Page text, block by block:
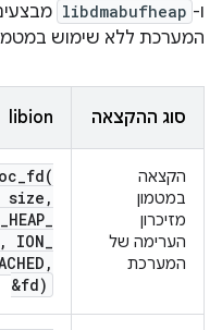
ו- libdmabufheap
המערכת ללא שימוש
סוג ההקצאה libion
הקצאה
במטמון
מזיכרון
הערימה של
המערכת
size ,
_HEAP_
, ION_
,
&fd)